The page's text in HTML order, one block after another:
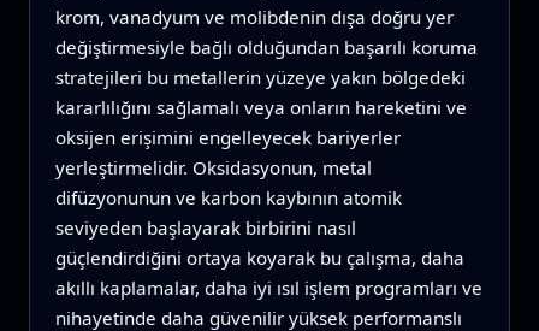
krom, vanadyum ve molibdenin dışa doğru yer
değiştirmesiyle bağlı olduğundan başarılı koruma
stratejileri bu metallerin yüzeye yakın bölgedeki
kararlılığını sağlamalı veya onların hareketini ve
oksijen erişimini engelleyecek bariyerler
yerleştirmelidir. Oksidasyonun, metal
difüzyonunun ve karbon kaybının atomik
seviyeden başlayarak birbirini nasıl
güçlendirdiğini ortaya koyarak bu çalışma, daha
akıllı kaplamalar, daha iyi ısıl işlem programları ve
nihayetinde daha güvenilir yüksek performanslı